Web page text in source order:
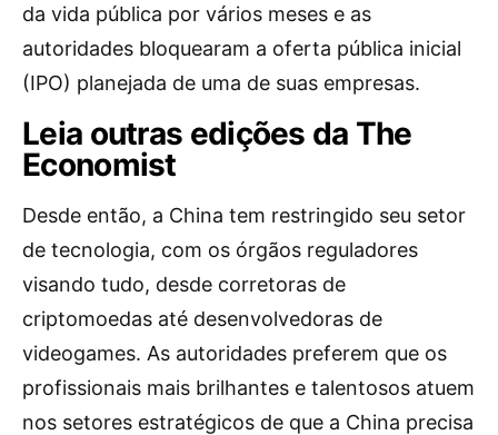
da vida pública por vários meses e as
autoridades bloquearam a oferta pública inicial
(IPO) planejada de uma de suas empresas.
Leia outras edições da The
Economist
Desde então, a China tem restringido seu setor
de tecnologia, com os órgãos reguladores
visando tudo, desde corretoras de
criptomoedas até desenvolvedoras de
videogames. As autoridades preferem que os
profissionais mais brilhantes e talentosos atuem
nos setores estratégicos de que a China precisa